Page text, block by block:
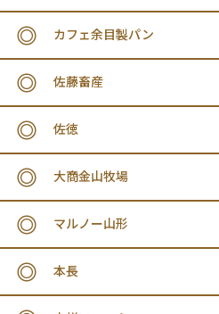
カフェ余目製パン
佐藤畜産
佐徳
大商金山牧場
マルノー山形
本長